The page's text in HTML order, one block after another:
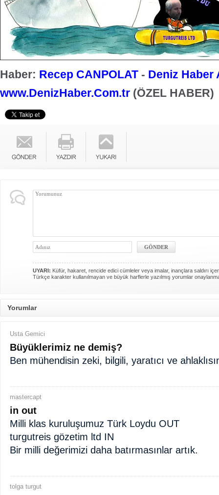
Haber: Recep CANPOLAT - Deniz Haber
www.DenizHaber.Com.tr (ÖZEL HABER)
UYARI: Küfür, hakaret, rencide edici cümleler veya imalar, inançlara saldırı
Türkçe karakter kullanılmayan ve büyük harflerle yazılmış yorumlar
Yorumlar
Usta Gemici
Büyüklerimiz ne demiş?
Ben mühendisin zeki, bilgili, yaratıcı ve
mastercapt
in out
Milli klas kuruluşumuz Türk Loydu OUT
turgutreis gözetim ltd IN
Bir milli değerimizi daha batırmasınlar artık.
tolga turgut